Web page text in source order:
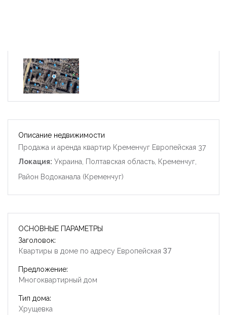
Описание недвижимости
Продажа и аренда квартир Кременчуг Европейская 37
Локация: Украина, Полтавская область, Кременчуг,
Район Водоканала (Кременчуг)
ОСНОВНЫЕ ПАРАМЕТРЫ
Заголовок:
Квартиры в доме по адресу Европейская 37
Предложение:
Многоквартирный дом
Тип дома:
Хрущевка